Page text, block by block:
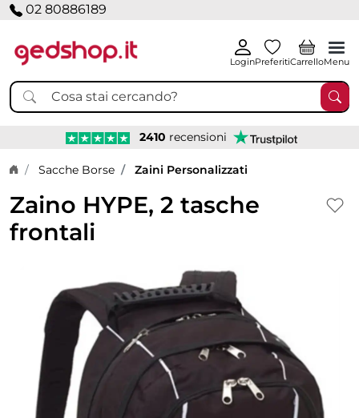
02 80886189
LoginPreferitiCarrelloMenu
2410 recensioni
Home page
Sacche Borse Zaini Personalizzati
Zaino HYPE, 2 tasche
frontali